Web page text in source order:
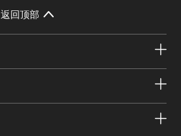
返回顶部